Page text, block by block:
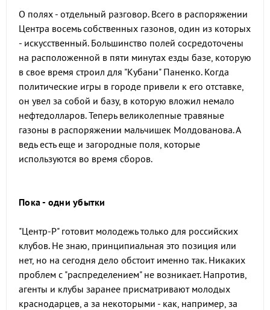
О полях - отдельный разговор. Всего в распоряжении
Центра восемь собственных газонов, один из которых
- искусственный. Большинство полей сосредоточены
на расположенной в пяти минутах езды базе, которую
в свое время строил для "Кубани" Паненко. Когда
политические игры в городе привели к его отставке,
он увел за собой и базу, в которую вложил немало
нефтедолларов. Теперь великолепные травяные
газоны в распоряжении мальчишек Молдованова. А
ведь есть еще и загородные поля, которые
используются во время сборов.
Пока - одни убытки
"Центр-Р" готовит молодежь только для российских
клубов. Не знаю, принципиальная это позиция или
нет, но на сегодня дело обстоит именно так. Никаких
проблем с "распределением" не возникает. Напротив,
агенты и клубы заранее присматривают молодых
краснодарцев, а за некоторыми - как, например, за